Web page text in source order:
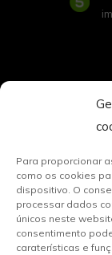
Para proporcionar
como os cookies
dispositivo. O
processar dados
únicos neste
consentimento
caraterísticas e